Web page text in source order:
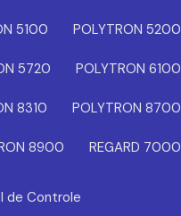
5100 POLYTRON 5200
5720 POLYTRON 6100
8310 POLYTRON 8700
8900 REGARD 7000
de Controle